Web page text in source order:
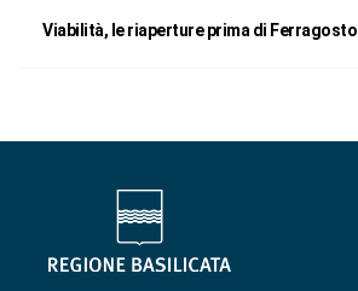
Viabilità, le riaperture prima di Ferragosto